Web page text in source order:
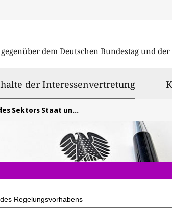
dem Deutschen Bundestag und
der Interessenvertretung
Staat und Verwaltung in NIS2
Regelungsvorhabens